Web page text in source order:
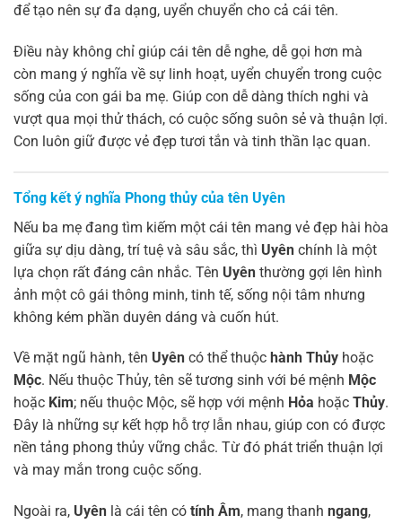
để tạo nên sự đa dạng, uyển chuyển cho cả cái tên.
Điều này không chỉ giúp cái tên dễ nghe, dễ gọi hơn mà
còn mang ý nghĩa về sự linh hoạt, uyển chuyển trong cuộc
sống của con gái ba mẹ. Giúp con dễ dàng thích nghi và
vượt qua mọi thử thách, có cuộc sống suôn sẻ và thuận lợi.
Con luôn giữ được vẻ đẹp tươi tắn và tinh thần lạc quan.
Tổng kết ý nghĩa Phong thủy của tên Uyên
Nếu ba mẹ đang tìm kiếm một cái tên mang vẻ đẹp hài hòa
giữa sự dịu dàng, trí tuệ và sâu sắc, thì Uyên chính là một
lựa chọn rất đáng cân nhắc. Tên Uyên thường gợi lên hình
ảnh một cô gái thông minh, tinh tế, sống nội tâm nhưng
không kém phần duyên dáng và cuốn hút.
Về mặt ngũ hành, tên Uyên có thể thuộc hành Thủy hoặc
Mộc. Nếu thuộc Thủy, tên sẽ tương sinh với bé mệnh Mộc
hoặc Kim; nếu thuộc Mộc, sẽ hợp với mệnh Hỏa hoặc Thủy.
Đây là những sự kết hợp hỗ trợ lẫn nhau, giúp con có được
nền tảng phong thủy vững chắc. Từ đó phát triển thuận lợi
và may mắn trong cuộc sống.
Ngoài ra, Uyên là cái tên có tính Âm, mang thanh ngang,